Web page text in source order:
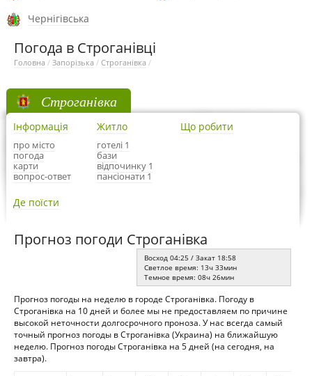
Чернігівська
Погода в Строганівці
Головна / Запорізька / Строганівка /
Строганівка
Інформація
про місто
погода
карти
вопрос-ответ
Житло
готелі 1
бази
відпочинку 1
пансіонати 1
Що робити
Де поїсти
Прогноз погоди Строганівка
Восход 04:25 / Закат 18:58
Светлое время: 13ч 33мин
Темное время: 08ч 26мин
Прогноз погоды на неделю в городе Строганівка. Погоду в
Строганівка на 10 дней и более мы не предоставляем по причине
высокой неточности долгосрочного проноза. У нас всегда самый
точный прогноз погоды в Строганівка (Украина) на ближайшую
неделю. Прогноз погоды Строганівка на 5 дней (на сегодня, на
завтра).